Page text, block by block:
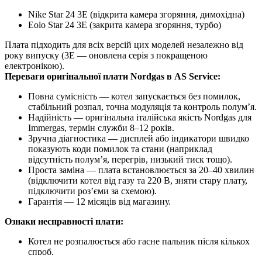
Nike Star 24 3E (відкрита камера згоряння, димохідна)
Eolo Star 24 3E (закрита камера згоряння, турбо)
Плата підходить для всіх версій цих моделей незалежно від
року випуску (3E — оновлена серія з покращеною
електронікою).
Переваги оригінальної плати Nordgas в AS Service:
Повна сумісність — котел запускається без помилок,
стабільний розпал, точна модуляція та контроль полум’я.
Надійність — оригінальна італійська якість Nordgas для
Immergas, термін служби 8–12 років.
Зручна діагностика — дисплей або індикатори швидко
показують коди помилок та стани (наприклад
відсутність полум’я, перегрів, низький тиск тощо).
Проста заміна — плата встановлюється за 20–40 хвилин
(відключити котел від газу та 220 В, зняти стару плату,
підключити роз’єми за схемою).
Гарантія — 12 місяців від магазину.
Ознаки несправності плати:
Котел не розпалюється або гасне пальник після кількох
спроб.